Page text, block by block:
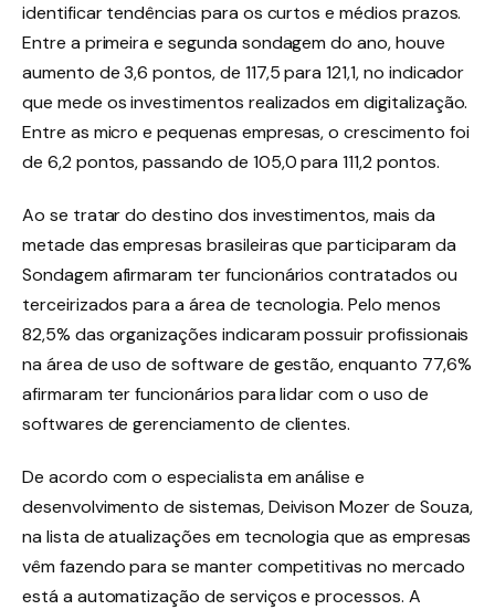
identificar tendências para os curtos e médios prazos.
Entre a primeira e segunda sondagem do ano, houve
aumento de 3,6 pontos, de 117,5 para 121,1, no indicador
que mede os investimentos realizados em digitalização.
Entre as micro e pequenas empresas, o crescimento foi
de 6,2 pontos, passando de 105,0 para 111,2 pontos.
Ao se tratar do destino dos investimentos, mais da
metade das empresas brasileiras que participaram da
Sondagem afirmaram ter funcionários contratados ou
terceirizados para a área de tecnologia. Pelo menos
82,5% das organizações indicaram possuir profissionais
na área de uso de software de gestão, enquanto 77,6%
afirmaram ter funcionários para lidar com o uso de
softwares de gerenciamento de clientes.
De acordo com o especialista em análise e
desenvolvimento de sistemas, Deivison Mozer de Souza,
na lista de atualizações em tecnologia que as empresas
vêm fazendo para se manter competitivas no mercado
está a automatização de serviços e processos. A